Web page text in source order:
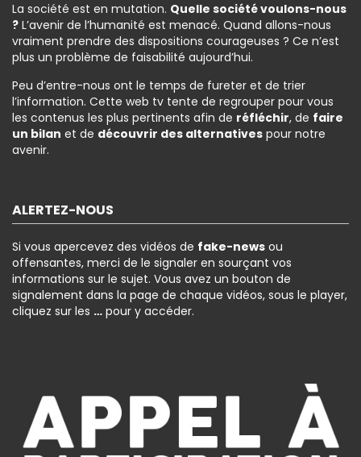
La société est en mutation. Quelle société voulons-nous
? L’avenir de l’humanité est menacé. Quand allons-nous
vraiment prendre des dispositions courageuses ? Ce n’est
plus un problème de faisabilité aujourd’hui.
Peu d’entre-nous ont le temps de fureter et de trier
l’information. Cette web tv tente de regrouper pour vous
les contenus les plus pertinents afin de réfléchir, de faire
un bilan et de découvrir des alternatives pour notre
avenir.
ALERTEZ-NOUS
Si vous apercevez des vidéos de fake-news ou
offensantes, merci de le signaler en sourçant vos
informations sur le sujet. Vous avez un bouton de
signalement dans la page de chaque vidéos, sous le player,
cliquez sur les … pour y accéder.